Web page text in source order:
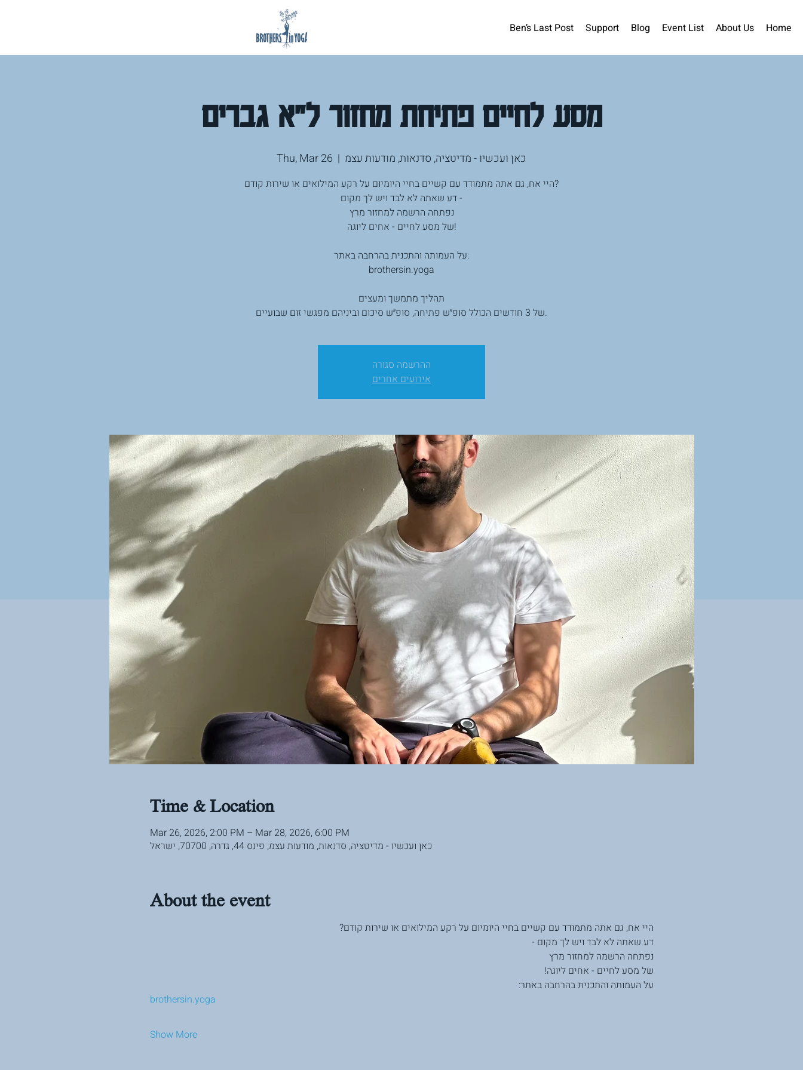
Home
About Us
Event List
Blog
Support
Ben’s Last Post
מסע לחיים פתיחת מחזור ל״א גברים
Thu, Mar 26
  |
כאן ועכשיו - מדיטציה, סדנאות, מודעות עצמ
היי אח, גם אתה מתמודד עם קשיים בחיי היומיום על רקע המילואים או שירות קודם?
דע שאתה לא לבד ויש לך מקום -
נפתחה הרשמה למחזור מרץ
של מסע לחיים - אחים ליוגה!
על העמותה והתכנית בהרחבה באתר:
brothersin.yoga
תהליך מתמשך ומעצים
ההרשמה סגורה
אירועים אחרים
Time & Location
Mar 26, 2026, 2:00 PM – Mar 28, 2026, 6:00 PM
כאן ועכשיו - מדיטציה, סדנאות, מודעות עצמ, פינס 44, גדרה, 70700, ישראל
About the event
היי אח, גם אתה מתמודד עם קשיים בחיי היומיום על רקע המילואים או שירות קודם?
דע שאתה לא לבד ויש לך מקום -
נפתחה הרשמה למחזור מרץ
של מסע לחיים - אחים ליוגה!
על העמותה והתכנית בהרחבה באתר:
brothersin.yoga
Show More